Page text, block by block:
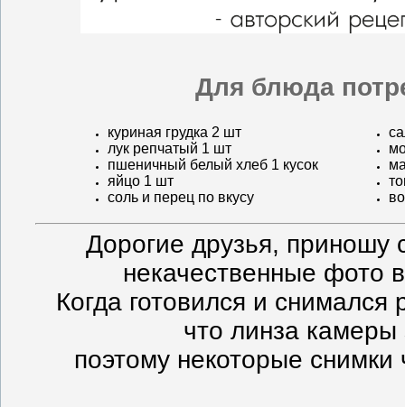
Для блюда
куриная грудка 2 шт
лук репчатый 1 шт
пшеничный белый хлеб 1 кусок
яйцо 1 шт
соль и перец по вкусу
Дорогие друзья, приношу
некачественные фото
Когда готовился и снимался
что линза камеры
поэтому некоторые